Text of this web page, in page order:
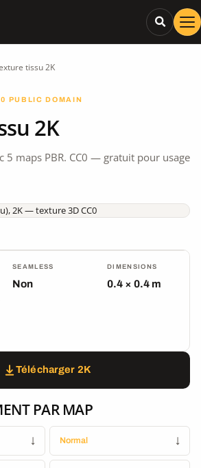
tissu 2K
PUBLIC DOMAIN
2K
5 maps PBR. CC0 — gratuit pour usage
SEAMLESS
Non
DIMENSIONS
0.4 × 0.4 m
Télécharger 2K
PAR MAP
↓ Normal ↓